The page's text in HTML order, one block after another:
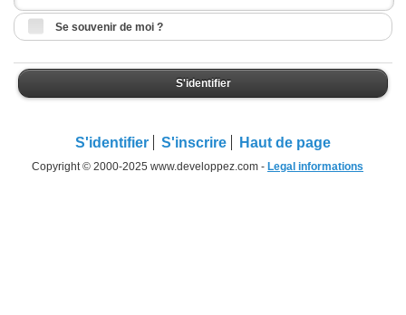
Se souvenir de moi ?
S'identifier
S'identifier S'inscrire Haut de page
Copyright © 2000-2025 www.developpez.com - Legal informations